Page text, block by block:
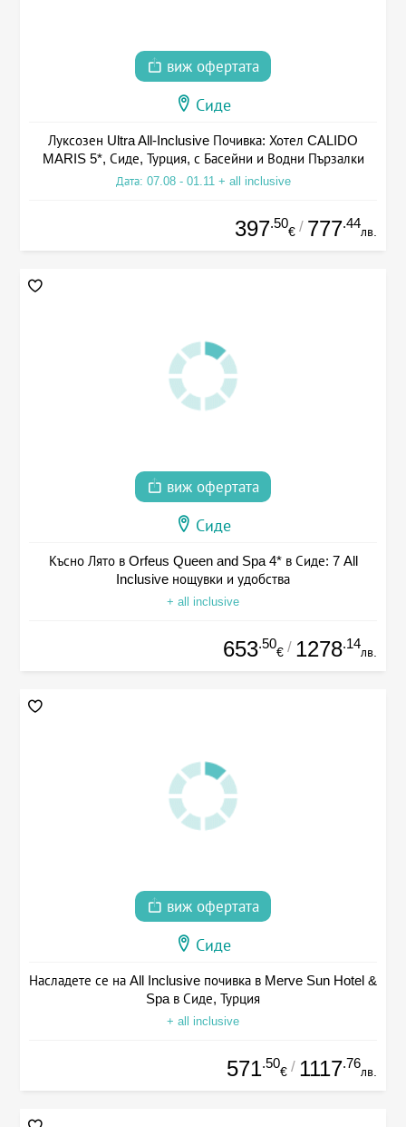
виж офертата
Сиде
Луксозен Ultra All-Inclusive Почивка: Хотел CALIDO
MARIS 5*, Сиде, Турция, с Басейни и Водни Пързалки
Дата: 07.08 - 01.11 + all inclusive
397.50
€ / 777.44
лв.
виж офертата
Сиде
Късно Лято в Orfeus Queen and Spa 4* в Сиде: 7 All
Inclusive нощувки и удобства
+ all inclusive
653.50
€ / 1278.14
лв.
виж офертата
Сиде
Насладете се на All Inclusive почивка в Merve Sun Hotel &
Spa в Сиде, Турция
+ all inclusive
571.50
€ / 1117.76
лв.